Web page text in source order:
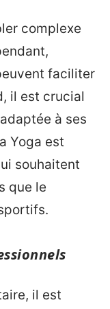
complexe
faciliter
il est crucial
à ses
Yoga est
souhaitent
que le
il est